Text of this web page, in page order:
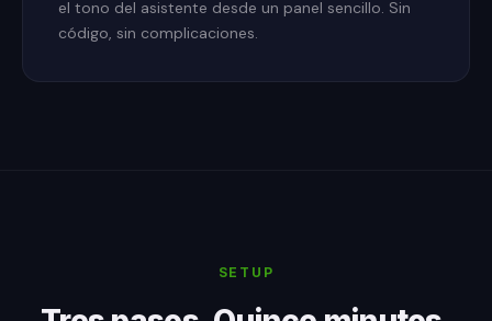
el tono del asistente desde un panel sencillo. Sin
código, sin complicaciones.
SETUP